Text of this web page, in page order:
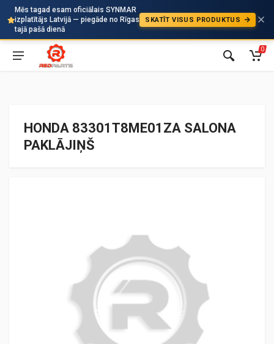
Mēs tagad esam oficiālais SYNMAR
izplatītājs Latvijā — piegāde no Rīgas
tajā pašā dienā
SKATĪT VISUS PRODUKTUS
Auto
0
HONDA 83301T8ME01ZA SALONA
PAKLĀJIŅŠ